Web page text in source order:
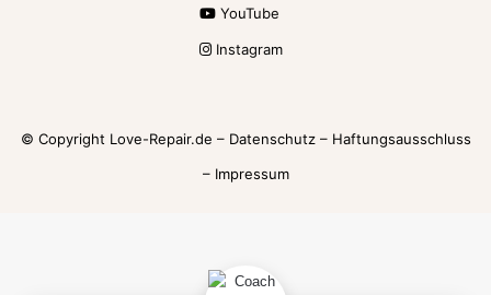
YouTube
Instagram
© Copyright Love-Repair.de – Datenschutz– Haftungsausschluss
– Impressum